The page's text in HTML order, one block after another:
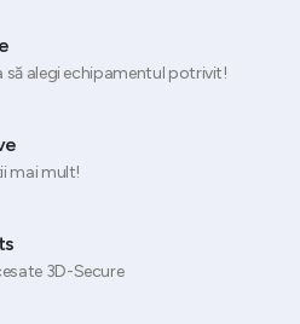
să alegi echipamentul potrivit!
mai mult!
3D-Secure